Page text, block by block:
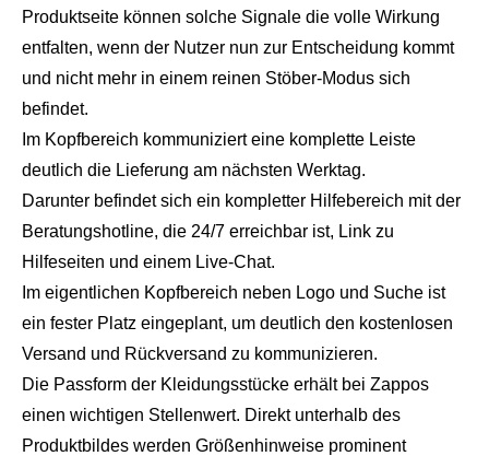
Produktseite können solche Signale die volle Wirkung
entfalten, wenn der Nutzer nun zur Entscheidung kommt
und nicht mehr in einem reinen Stöber-Modus sich
befindet.
Im Kopfbereich kommuniziert eine komplette Leiste
deutlich die Lieferung am nächsten Werktag.
Darunter befindet sich ein kompletter Hilfebereich mit der
Beratungshotline, die 24/7 erreichbar ist, Link zu
Hilfeseiten und einem Live-Chat.
Im eigentlichen Kopfbereich neben Logo und Suche ist
ein fester Platz eingeplant, um deutlich den kostenlosen
Versand und Rückversand zu kommunizieren.
Die Passform der Kleidungsstücke erhält bei Zappos
einen wichtigen Stellenwert. Direkt unterhalb des
Produktbildes werden Größenhinweise prominent